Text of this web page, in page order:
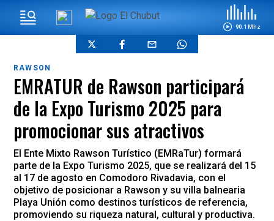
90.1 Mhz
RAWSON
EMRATUR de Rawson participará
de la Expo Turismo 2025 para
promocionar sus atractivos
El Ente Mixto Rawson Turístico (EMRaTur) formará
parte de la Expo Turismo 2025, que se realizará del 15
al 17 de agosto en Comodoro Rivadavia, con el
objetivo de posicionar a Rawson y su villa balnearia
Playa Unión como destinos turísticos de referencia,
promoviendo su riqueza natural, cultural y productiva.